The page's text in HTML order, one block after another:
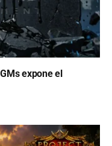
expone el